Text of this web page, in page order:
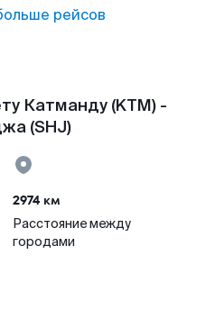
рейсов
Катманду (KTM) -
(SHJ)
2974 км
Расстояние между
городами